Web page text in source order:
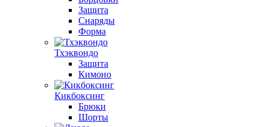
Защита
Снаряды
Форма
Тхэквондо
Защита
Кимоно
Кикбоксинг
Брюки
Шорты